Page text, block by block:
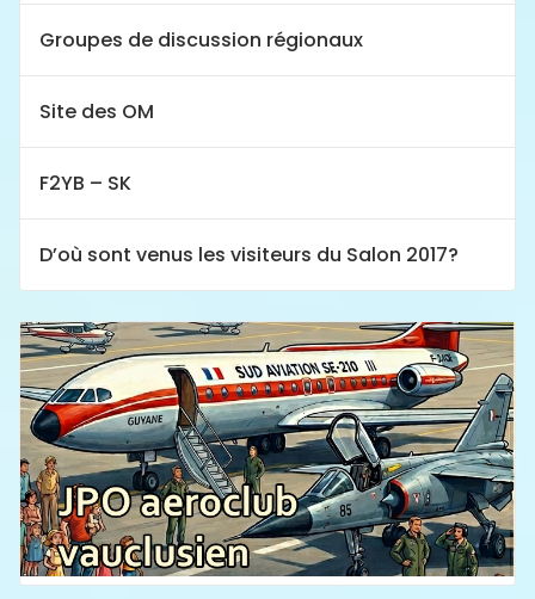
Groupes de discussion régionaux
Site des OM
F2YB – SK
D’où sont venus les visiteurs du Salon 2017?